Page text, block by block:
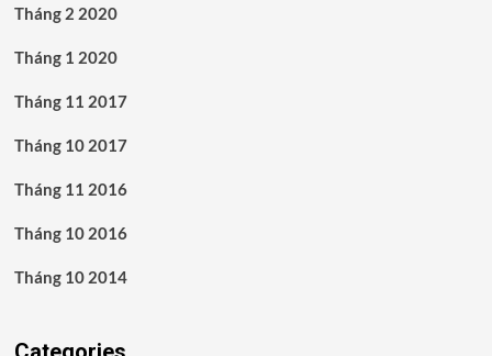
Tháng 2 2020
Tháng 1 2020
Tháng 11 2017
Tháng 10 2017
Tháng 11 2016
Tháng 10 2016
Tháng 10 2014